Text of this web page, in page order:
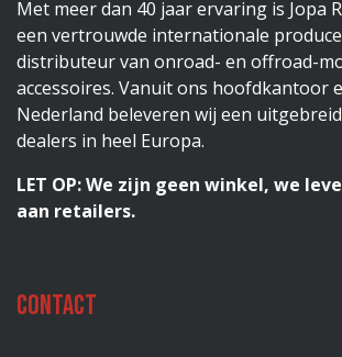
Met meer dan 40 jaar ervaring is Jopa
een vertrouwde internationale
distributeur van onroad- en offroad-
accessoires. Vanuit ons hoofdkantoor
Nederland beleveren wij een
dealers in heel Europa.
LET OP: We zijn geen winkel, we
aan retailers.
Contact